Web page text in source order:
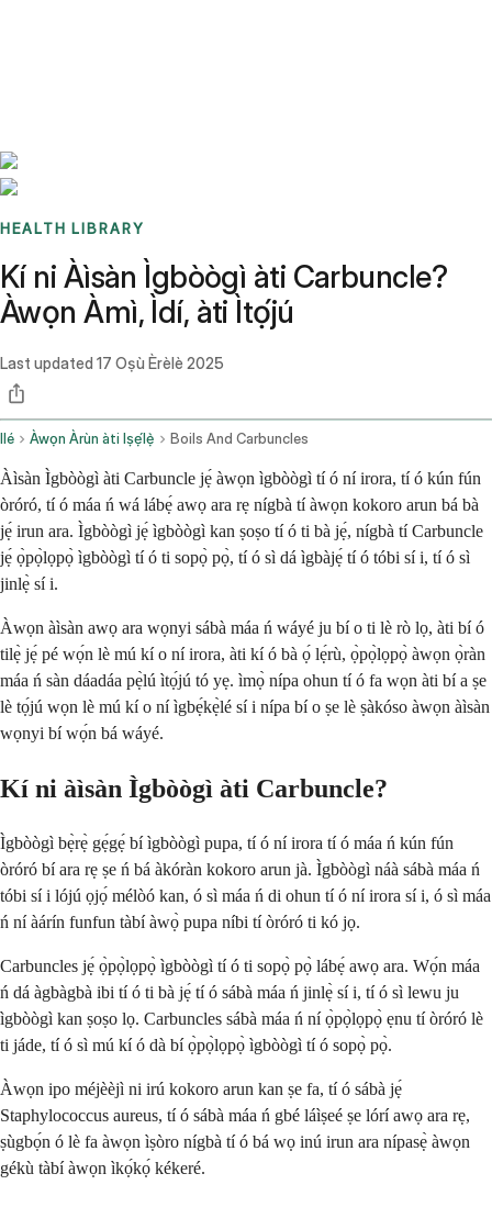
HEALTH LIBRARY
Kí ni Àìsàn Ìgbòògì àti Carbuncle?
Àwọn Àmì, Ìdí, àti Ìtọ́jú
Last updated 17 Oṣù Èrèlè 2025
Ilé Àwọn Àrùn àti Iṣẹ́lẹ̀ Boils And Carbuncles
Àìsàn Ìgbòògì àti Carbuncle jẹ́ àwọn ìgbòògì tí ó ní irora, tí ó kún fún
òróró, tí ó máa ń wá lábẹ́ awọ ara rẹ nígbà tí àwọn kokoro arun bá bà
jẹ́ irun ara. Ìgbòògì jẹ́ ìgbòògì kan ṣoṣo tí ó ti bà jẹ́, nígbà tí Carbuncle
jẹ́ ọ̀pọ̀lọpọ̀ ìgbòògì tí ó ti sopọ̀ pọ̀, tí ó sì dá ìgbàjẹ́ tí ó tóbi sí i, tí ó sì
jinlẹ̀ sí i.
Àwọn àìsàn awọ ara wọnyi sábà máa ń wáyé ju bí o ti lè rò lọ, àti bí ó
tilẹ̀ jẹ́ pé wọ́n lè mú kí o ní irora, àti kí ó bà ọ́ lẹ́rù, ọ̀pọ̀lọpọ̀ àwọn ọ̀ràn
máa ń sàn dáadáa pẹ̀lú ìtọ́jú tó yẹ. ìmọ̀ nípa ohun tí ó fa wọn àti bí a ṣe
lè tọ́jú wọn lè mú kí o ní ìgbẹ́kẹ̀lé sí i nípa bí o ṣe lè ṣàkóso àwọn àìsàn
wọnyi bí wọ́n bá wáyé.
Kí ni àìsàn Ìgbòògì àti Carbuncle?
Ìgbòògì bẹ̀rẹ̀ gẹ́gẹ́ bí ìgbòògì pupa, tí ó ní irora tí ó máa ń kún fún
òróró bí ara rẹ ṣe ń bá àkóràn kokoro arun jà. Ìgbòògì náà sábà máa ń
tóbi sí i lójú ọjọ́ mélòó kan, ó sì máa ń di ohun tí ó ní irora sí i, ó sì máa
ń ní àárín funfun tàbí àwọ̀ pupa níbi tí òróró ti kó jọ.
Carbuncles jẹ́ ọ̀pọ̀lọpọ̀ ìgbòògì tí ó ti sopọ̀ pọ̀ lábẹ́ awọ ara. Wọ́n máa
ń dá àgbàgbà ibi tí ó ti bà jẹ́ tí ó sábà máa ń jinlẹ̀ sí i, tí ó sì lewu ju
ìgbòògì kan ṣoṣo lọ. Carbuncles sábà máa ń ní ọ̀pọ̀lọpọ̀ ẹnu tí òróró lè
ti jáde, tí ó sì mú kí ó dà bí ọ̀pọ̀lọpọ̀ ìgbòògì tí ó sopọ̀ pọ̀.
Àwọn ipo méjèèjì ni irú kokoro arun kan ṣe fa, tí ó sábà jẹ́
Staphylococcus aureus, tí ó sábà máa ń gbé láìṣeé ṣe lórí awọ ara rẹ,
ṣùgbọ́n ó lè fa àwọn ìṣòro nígbà tí ó bá wọ inú irun ara nípasẹ̀ àwọn
gékù tàbí àwọn ìkọ́kọ́ kékeré.